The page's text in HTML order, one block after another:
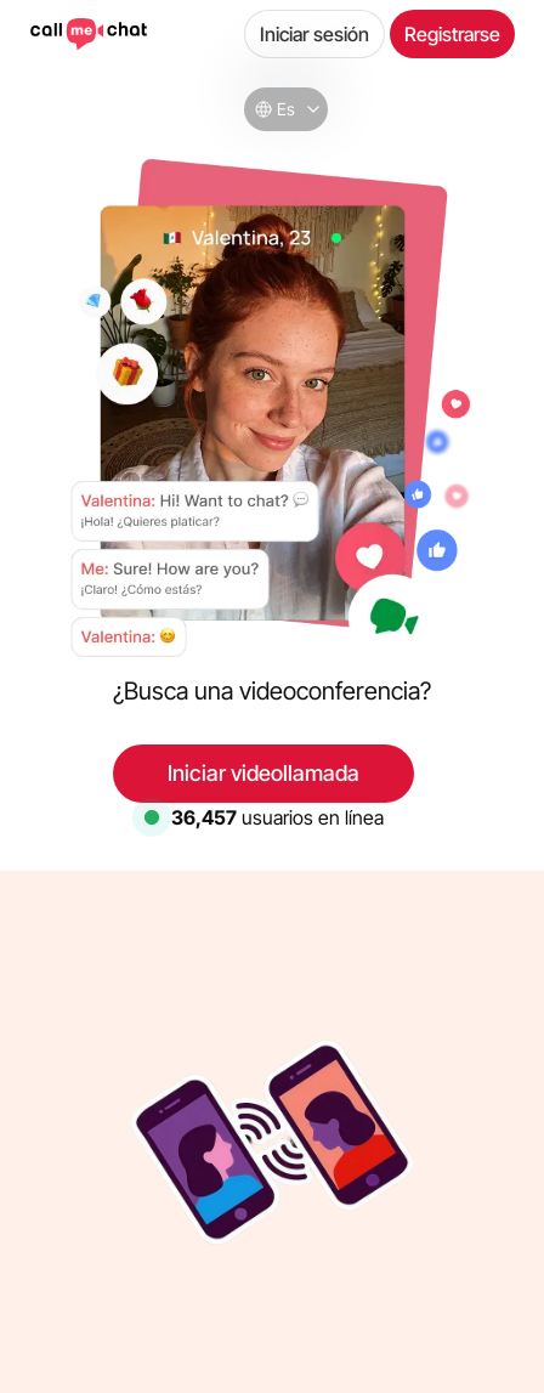
Es
Iniciar sesión Registrarse
¿Busca una videoconferencia?
Iniciar videollamada
36,457usuarios en línea